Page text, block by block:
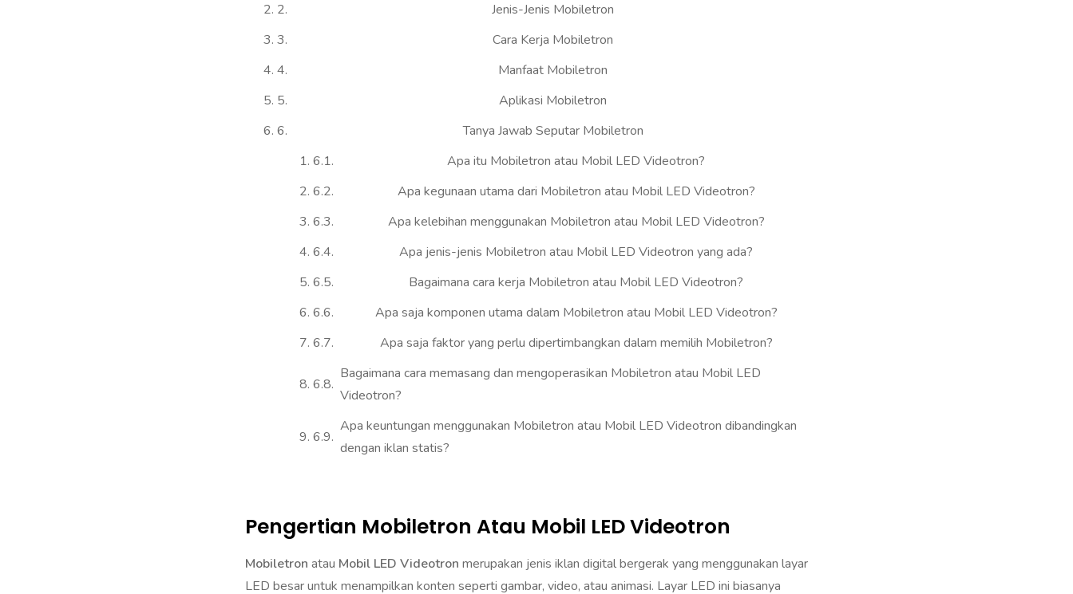
Jenis-Jenis Mobiletron
Cara Kerja Mobiletron
Manfaat Mobiletron
Aplikasi Mobiletron
Tanya Jawab Seputar Mobiletron
Apa itu Mobiletron atau Mobil LED Videotron?
Apa kegunaan utama dari Mobiletron atau Mobil LED Videotron?
Apa kelebihan menggunakan Mobiletron atau Mobil LED Videotron?
Apa jenis-jenis Mobiletron atau Mobil LED Videotron yang ada?
Bagaimana cara kerja Mobiletron atau Mobil LED Videotron?
Apa saja komponen utama dalam Mobiletron atau Mobil LED Videotron?
Apa saja faktor yang perlu dipertimbangkan dalam memilih Mobiletron?
Bagaimana cara memasang dan mengoperasikan Mobiletron atau Mobil LED
Videotron?
Apa keuntungan menggunakan Mobiletron atau Mobil LED Videotron dibandingkan
dengan iklan statis?
Bagaimana cara merawat dan memelihara Mobiletron atau Mobil LED Videotron?
Pengertian Mobiletron Atau Mobil LED Videotron
LED besar untuk menampilkan konten seperti gambar, video, atau animasi. Layar LED ini biasanya